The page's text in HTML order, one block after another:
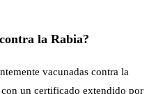
la Rabia?
vacunadas contra la
un certificado extendido por